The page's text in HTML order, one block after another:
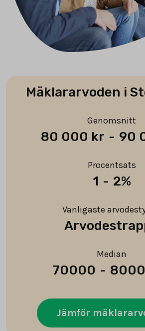
Mäklararvoden i
Genomsnitt
80 000 kr - 90
Procentsats
1 - 2%
Vanligaste
Median
70000 -
Jämför